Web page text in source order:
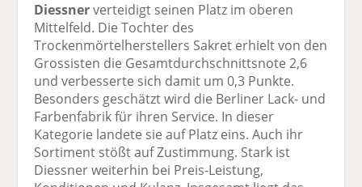
Diessnerverteidigt seinen Platz im oberen
Mittelfeld. Die Tochter des
Trockenmörtelherstellers Sakret erhielt von den
Grossisten die Gesamtdurchschnittsnote 2,6
und verbesserte sich damit um 0,3 Punkte.
Besonders geschätzt wird die Berliner Lack- und
Farbenfabrik für ihren Service. In dieser
Kategorie landete sie auf Platz eins. Auch ihr
Sortiment stößt auf Zustimmung. Stark ist
Diessner weiterhin bei Preis-Leistung,